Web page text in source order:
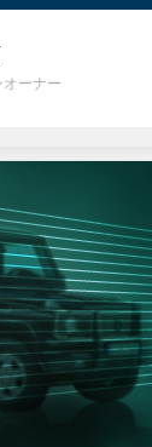
ーナー